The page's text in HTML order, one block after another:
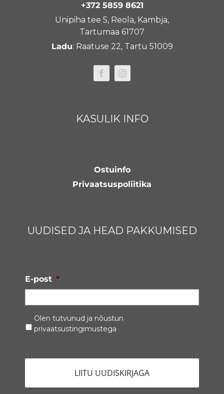
+372 5859 8621
Unipiha tee 5, Reola, Kambja,
Tartumaa 61707
Ladu: Raatuse 22, Tartu 51009
KASULIK INFO
Ostuinfo
Privaatsuspoliitika
UUDISED JA HEAD PAKKUMISED
E-post *
Privaatsustingimused *
Olen tutvunud ja nõustun
privaatsustingimustega